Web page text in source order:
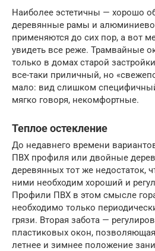
Наиболее эстетичны — хорошо
деревянные рамы и
применяются до сих пор, а вот
увидеть все реже. Трамвайные
только в домах старой
все-таки приличный, но
мало: вид слишком
мягко говоря, некомфортные.
Теплое остекление
До недавнего времени
ПВХ профиля или двойные
деревянных тот же недостаток,
ними необходим хороший и
Профили ПВХ в этом смысле
необходимо только
грязи. Вторая забота —
пластиковых окон,
летнее и зимнее положение